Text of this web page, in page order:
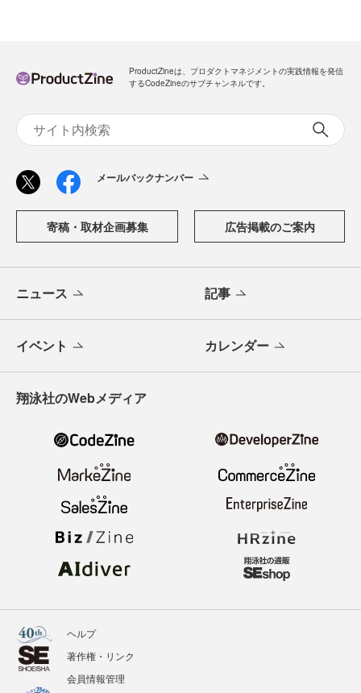
ProductZineは、プロダクトマネジメントの実践情報を発信
するCodeZineのサブチャンネルです。
メールバックナンバー
寄稿・取材企画募集 広告掲載のご案内
ニュース 記事
イベント カレンダー
翔泳社のWebメディア
ヘルプ
著作権・リンク
会員情報管理